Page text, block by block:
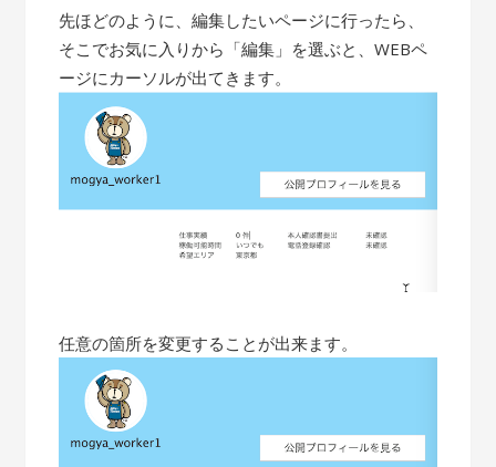
先ほどのように、編集したいページに行ったら、
そこでお気に入りから「編集」を選ぶと、WEBペ
ージにカーソルが出てきます。
任意の箇所を変更することが出来ます。